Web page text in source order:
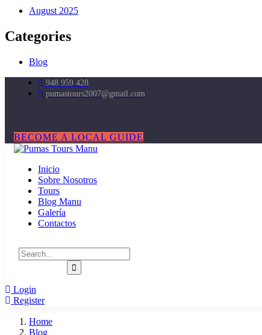
August 2025
Categories
Blog
948 959 428
pumastours2007@gmail.com
BECOME A LOCAL GUIDE
Inicio
Sobre Nosotros
Tours
Blog Manu
Galería
Contactos
Login
Register
Home
Blog